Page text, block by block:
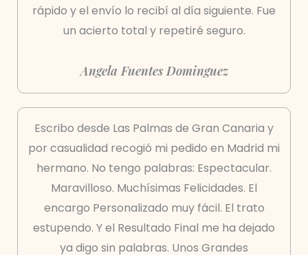
rápido y el envío lo recibí al día siguiente. Fue
un acierto total y repetiré seguro.
Angela Fuentes Dominguez
Escribo desde Las Palmas de Gran Canaria y
por casualidad recogió mi pedido en Madrid mi
hermano. No tengo palabras: Espectacular.
Maravilloso. Muchísimas Felicidades. El
encargo Personalizado muy fácil. El trato
estupendo. Y el Resultado Final me ha dejado
ya digo sin palabras. Unos Grandes